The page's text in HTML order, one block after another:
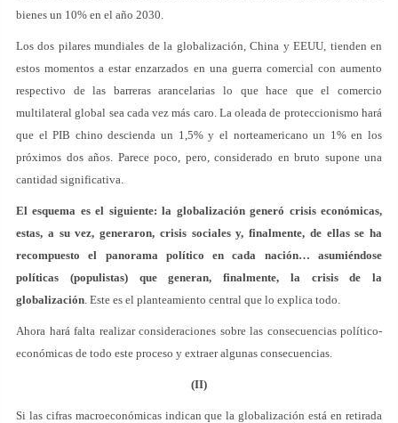
bienes un 10% en el año 2030.
Los dos pilares mundiales de la globalización, China y EEUU, tienden en
estos momentos a estar enzarzados en una guerra comercial con aumento
respectivo de las barreras arancelarias lo que hace que el comercio
multilateral global sea cada vez más caro. La oleada de proteccionismo hará
que el PIB chino descienda un 1,5% y el norteamericano un 1% en los
próximos dos años. Parece poco, pero, considerado en bruto supone una
cantidad significativa.
El esquema es el siguiente: la globalización generó crisis económicas,
estas, a su vez, generaron, crisis sociales y, finalmente, de ellas se ha
recompuesto el panorama político en cada nación… asumiéndose
políticas (populistas) que generan, finalmente, la crisis de la
globalización. Este es el planteamiento central que lo explica todo.
Ahora hará falta realizar consideraciones sobre las consecuencias político-
económicas de todo este proceso y extraer algunas consecuencias.
(II)
Si las cifras macroeconómicas indican que la globalización está en retirada